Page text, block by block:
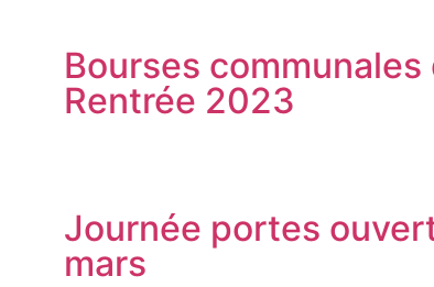
Bourses communales
Rentrée 2023
Journée portes
mars